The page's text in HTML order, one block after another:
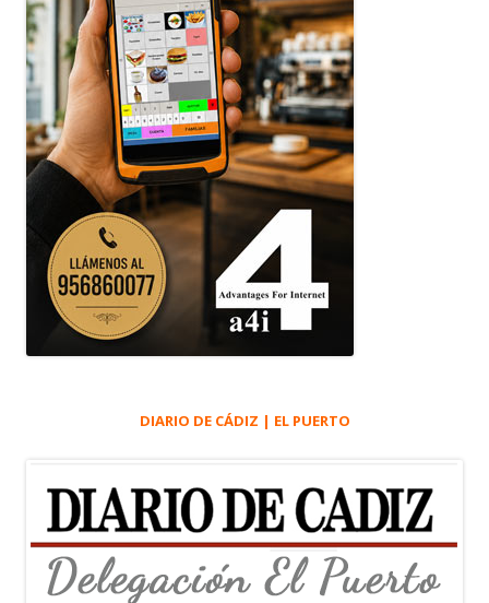
DIARIO DE CÁDIZ | EL PUERTO